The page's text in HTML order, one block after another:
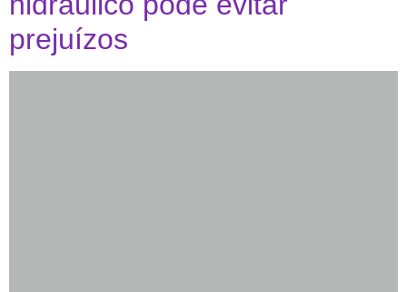
prejuízos